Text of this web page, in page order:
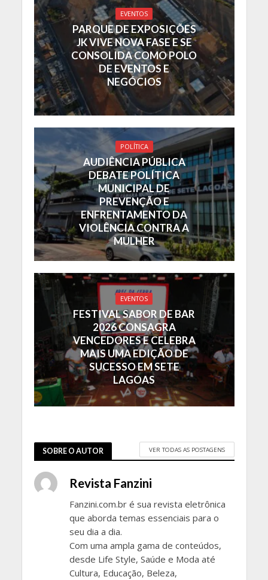
EVENTOS
PARQUE DE EXPOSIÇÕES
JK VIVE NOVA FASE E SE
CONSOLIDA COMO POLO
DE EVENTOS E
NEGÓCIOS
POLÍTICA
AUDIÊNCIA PÚBLICA
DEBATE POLÍTICA
MUNICIPAL DE
PREVENÇÃO E
ENFRENTAMENTO DA
VIOLÊNCIA CONTRA A
MULHER
EVENTOS
FESTIVAL SABOR DE BAR
2026 CONSAGRA
VENCEDORES E CELEBRA
MAIS UMA EDIÇÃO DE
SUCESSO EM SETE
LAGOAS
SOBRE O AUTOR VER TODAS AS POSTAGENS
Revista Fanzini
Fanzini.com.br é sua revista eletrônica
que aborda temas essenciais para o
seu dia a dia.
Com uma ampla gama de conteúdos,
desde Life Style, Saúde e Moda até
Cultura, Educação, Beleza,